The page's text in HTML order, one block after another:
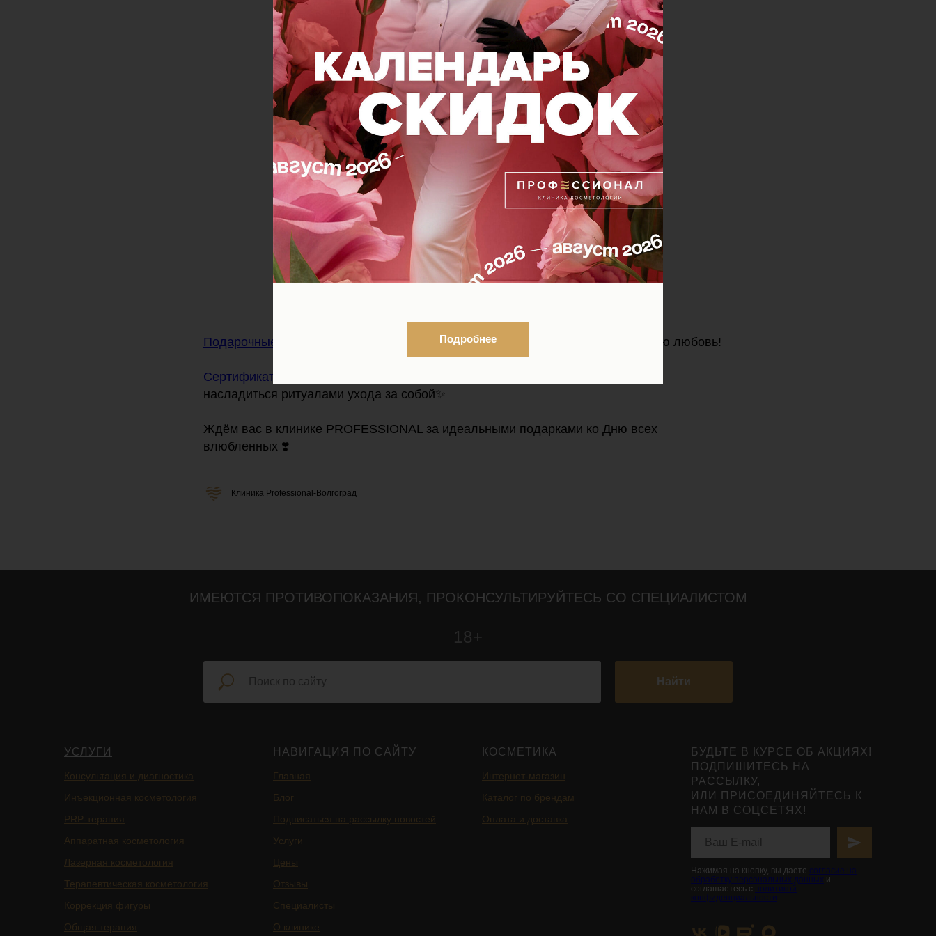
Подарочные сертификаты PROFESSIONAL- идеальный способ выразить свою любовь!
Сертификат
насладиться ритуалами ухода за собой✨
Ждём вас в клинике PROFESSIONAL за идеальными подарками ко Дню всех
влюбленных ❣️
Клиника Professional-Волгоград
ИМЕЮТСЯ ПРОТИВОПОКАЗАНИЯ, ПРОКОНСУЛЬТИРУЙТЕСЬ СО СПЕЦИАЛИСТОМ
18+
Найти
УСЛУГИ
Консультация и диагностика
Инъекционная косметология
PRP-терапия
Аппаратная косметология
Лазерная косметология
Терапевтическая косметология
Коррекция фигуры
Общая терапия
НАВИГАЦИЯ ПО САЙТУ
Главная
Блог
Подписаться на рассылку новостей
Услуги
Цены
Отзывы
Специалисты
О клинике
КОСМЕТИКА
Интернет-магазин
Каталог по брендам
Оплата и доставка
БУДЬТЕ В КУРСЕ ОБ АКЦИЯХ!
ПОДПИШИТЕСЬ НА
РАССЫЛКУ,
ИЛИ ПРИСОЕДИНЯЙТЕСЬ К
НАМ В СОЦСЕТЯХ!
Нажимая на кнопку, вы даете согласие на
обработку персональных данных и
соглашаетесь с политикой
конфиденциальности
Подробнее